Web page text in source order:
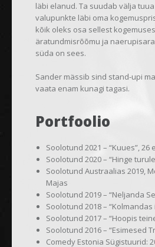
läbi elanud. Ta suudab välja
valupunkte läbi oma
kõik oleks osa sellest
äratundmisrõõmu ja
süda on sees.
Sander mässib sind stand-upi
vaata enam kunagi tagasi.
Portfoolio
Soolotund 2021 – “Kuues”, 26
Soolotund 2020 – “Hinge
Soolotund Austraalias 2019,
Majas
Soolotund 2019 – “Neljanda
Soolotund 2018 –
Soolotund 2017 – “Hoopis
Soolotund 2016 – “Esimesed
Comedy Estonia Sügistuurid: